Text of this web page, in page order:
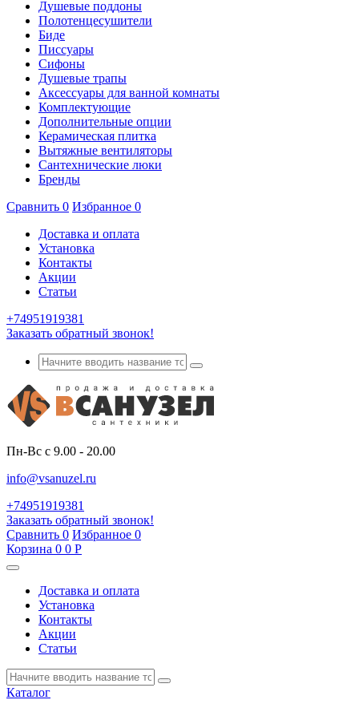
Душевые поддоны
Полотенцесушители
Биде
Писсуары
Сифоны
Душевые трапы
Аксессуары для ванной комнаты
Комплектующие
Дополнительные опции
Керамическая плитка
Вытяжные вентиляторы
Сантехнические люки
Бренды
Сравнить 0 Избранное 0
Доставка и оплата
Установка
Контакты
Акции
Статьи
+74951919381
Заказать обратный звонок!
Пн-Вс с 9.00 - 20.00
info@vsanuzel.ru
+74951919381
Заказать обратный звонок!
Сравнить 0 Избранное 0
Корзина 0 0 Р
Доставка и оплата
Установка
Контакты
Акции
Статьи
Каталог